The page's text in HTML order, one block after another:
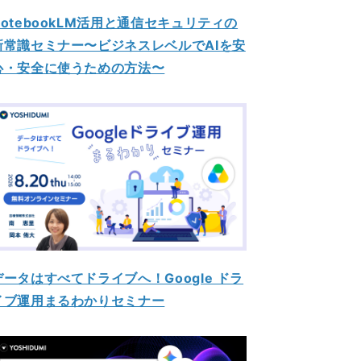
活用と通信セキュリティの
常識セミナー〜ビジネスレベルでAIを安
・安全に使うための方法〜
ータはすべてドライブへ！Google ドラ
ブ運用まるわかりセミナー